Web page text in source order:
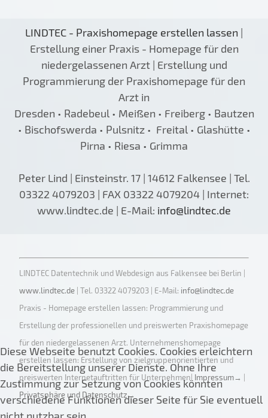
LINDTEC - Praxishomepage erstellen lassen |
Erstellung einer Praxis - Homepage für den
niedergelassenen Arzt | Erstellung und
Programmierung der Praxishomepage für den
Arzt in
Dresden • Radebeul • Meißen • Freiberg • Bautzen
• Bischofswerda • Pulsnitz • Freital • Glashütte •
Pirna • Riesa • Grimma
Peter Lind | Einsteinstr. 17 | 14612 Falkensee | Tel.
03322 4079203 | FAX 03322 4079204 | Internet:
www.lindtec.de | E-Mail: info@lindtec.de
LINDTEC Datentechnik und Webdesign aus Falkensee bei Berlin |
www.lindtec.de | Tel. 03322 4079203 | E-Mail: info@lindtec.de
Praxis - Homepage erstellen lassen: Programmierung und
Erstellung der professionellen und preiswerten Praxishomepage
für den niedergelassenen Arzt. Unternehmenshomepage
erstellen lassen: Erstellung von zielgruppenorientierten und
preiswerten Internetauftritten für Unternehmen| Impressum→
Privatsphäre und Datenschutz→
Diese Webseite benutzt Cookies. Cookies erleichtern
die Bereitstellung unserer Dienste. Ohne Ihre
Zustimmung zur Setzung von Cookies könnten
verschiedene Funktionen dieser Seite für Sie eventuell